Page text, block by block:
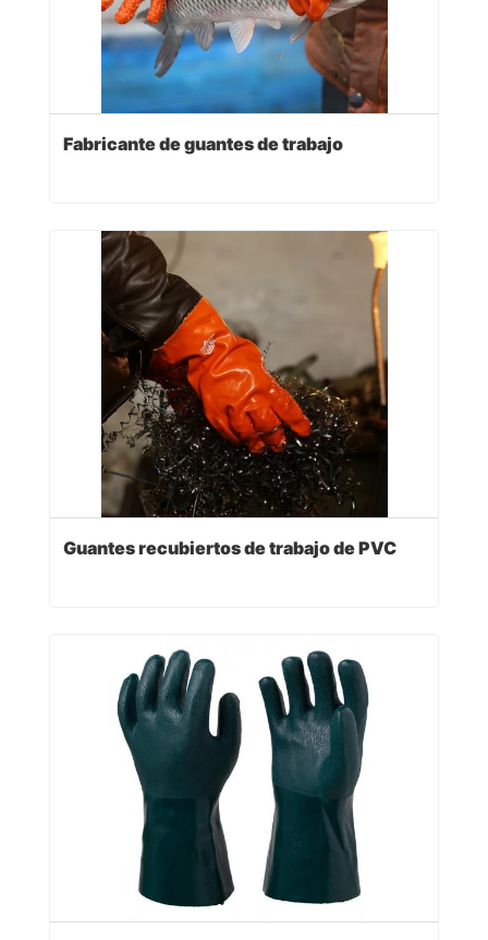
Fabricante de guantes de trabajo
Guantes recubiertos de trabajo de PVC